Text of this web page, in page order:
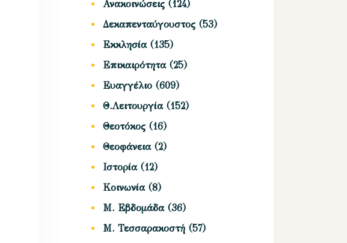
Ανακοινώσεις (124)
Δεκαπενταύγουστος (53)
Εκκλησία(135)
Επικαιρότητα(25)
Ευαγγέλιο (609)
Θ.Λειτουργία(152)
Θεοτόκος (16)
Θεοφάνεια(2)
Ιστορία(12)
Κοινωνία(8)
Μ. Εβδομάδα(36)
Μ. Τεσσαρακοστή (57)